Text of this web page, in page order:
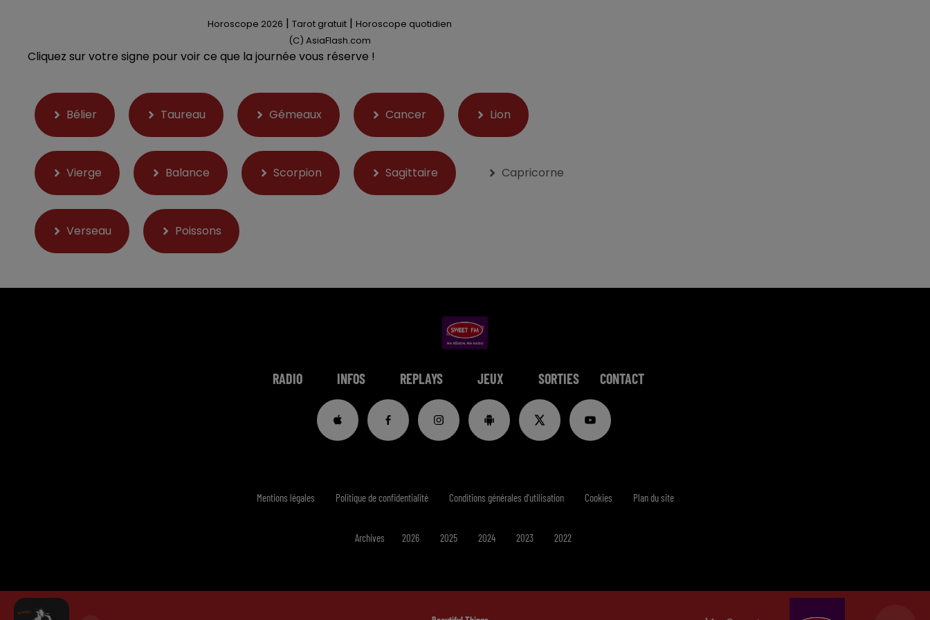
Horoscope 2026 | Tarot gratuit| Horoscope quotidien
(C) AsiaFlash.com
Cliquez sur votre signe pour voir ce que la journée vous réserve !
Bélier Taureau Gémeaux Cancer Lion
Vierge Balance Scorpion Sagittaire Capricorne
Verseau Poissons
RADIO INFOS REPLAYS JEUX SORTIES CONTACT
Mentions légales Politique de confidentialité Conditions générales d'utilisation Cookies Plan du site
Archives 2026 2025 2024 2023 2022